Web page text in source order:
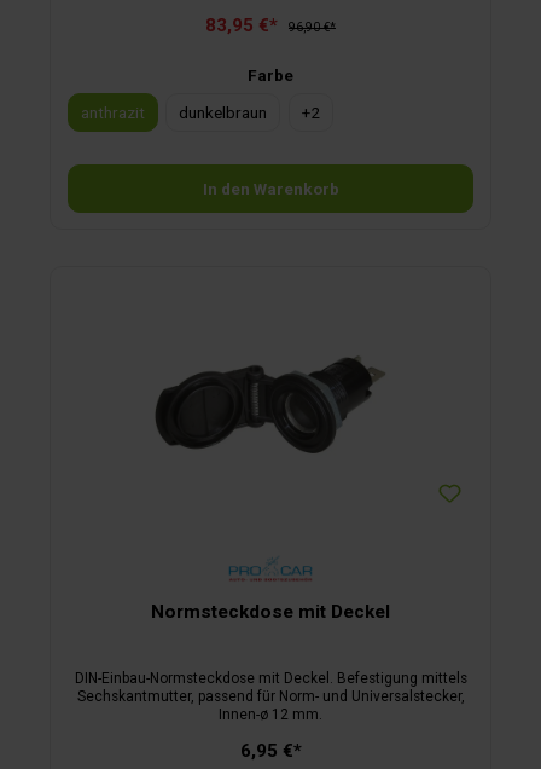
83,95 €* 96,90 €*
Farbe
anthrazit
dunkelbraun +2
In den Warenkorb
Normsteckdose mit Deckel
DIN-Einbau-Normsteckdose mit Deckel. Befestigung mittels
Sechskantmutter, passend für Norm- und Universalstecker,
Innen-ø 12 mm.
6,95 €*